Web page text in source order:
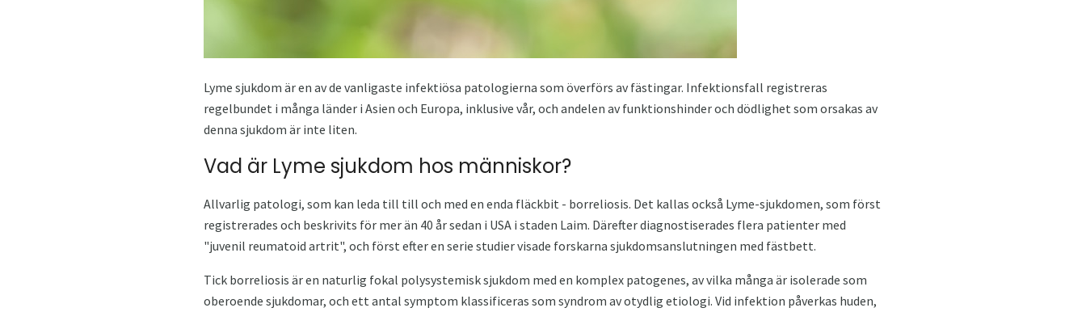
Lyme sjukdom är en av de vanligaste infektiösa patologierna som överförs av fästingar. Infektionsfall registreras
regelbundet i många länder i Asien och Europa, inklusive vår, och andelen av funktionshinder och dödlighet som orsakas av
denna sjukdom är inte liten.
Vad är Lyme sjukdom hos människor?
Allvarlig patologi, som kan leda till till och med en enda fläckbit - borreliosis. Det kallas också Lyme-sjukdomen, som först
registrerades och beskrivits för mer än 40 år sedan i USA i staden Laim. Därefter diagnostiserades flera patienter med
"juvenil reumatoid artrit", och först efter en serie studier visade forskarna sjukdomsanslutningen med fästbett.
Tick ​​borreliosis är en naturlig fokal polysystemisk sjukdom med en komplex patogenes, av vilka många är isolerade som
oberoende sjukdomar, och ett antal symptom klassificeras som syndrom av otydlig etiologi. Vid infektion påverkas huden,